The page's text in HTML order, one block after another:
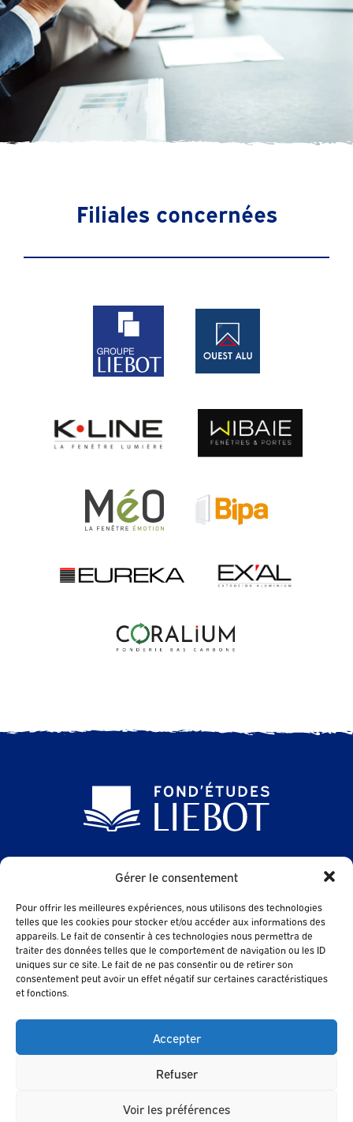
Gérer le consentement
Pour offrir les meilleures expériences, nous utilisons des technologies
telles que les cookies pour stocker et/ou accéder aux informations des
appareils. Le fait de consentir à ces technologies nous permettra de
traiter des données telles que le comportement de navigation ou les ID
uniques sur ce site. Le fait de ne pas consentir ou de retirer son
consentement peut avoir un effet négatif sur certaines caractéristiques
et fonctions.
Accepter
Refuser
Voir les préférences
Filiales concernées
85500 LES HERBIERS
contact@fondetudes-liebot.fr
Contact
FAQ
Mentions légales |